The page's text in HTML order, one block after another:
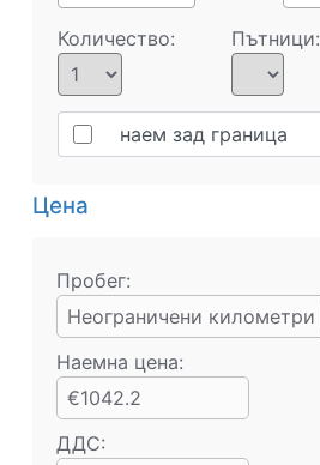
Количество: Пътници:
наем зад граница
Цена
Пробег:
Неограничени километри
Наемна цена:
€1042.2
ДДС: